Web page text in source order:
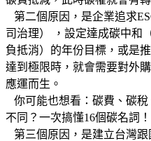
第二個原因，是企業追求
司治理） ，設定達成碳中和
負抵消）的年份目標，或是
達到極限時，就會需要對外
應運而生。
你可能也想看：碳費、碳
不同？一次搞懂16個碳名詞！
第三個原因，是建立台灣